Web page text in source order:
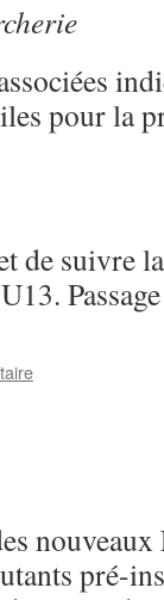
pour la
de suivre
pré-